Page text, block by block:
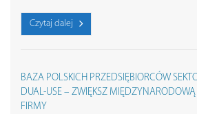
Czytaj dalej
BAZA POLSKICH PRZEDSIĘBIORCÓW
DUAL-USE – ZWIĘKSZ
FIRMY